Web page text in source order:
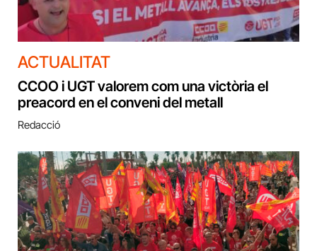
ACTUALITAT
CCOO i UGT valorem com una victòria el
preacord en el conveni del metall
Redacció